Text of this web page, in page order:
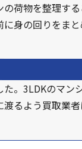
荷物を整理す
身の回りをま
。3LDKのマ
るよう買取業